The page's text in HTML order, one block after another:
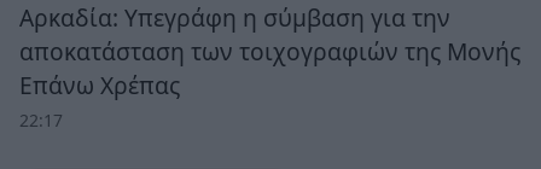
Αρκαδία: Υπεγράφη η σύμβαση για την
αποκατάσταση των τοιχογραφιών της Μονής
Επάνω Χρέπας
22:17